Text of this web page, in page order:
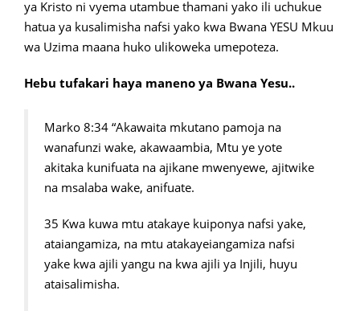
ya Kristo ni vyema utambue thamani yako ili uchukue
hatua ya kusalimisha nafsi yako kwa Bwana YESU Mkuu
wa Uzima maana huko ulikoweka umepoteza.
Hebu tufakari haya maneno ya Bwana Yesu..
Marko 8:34 “Akawaita mkutano pamoja na
wanafunzi wake, akawaambia, Mtu ye yote
akitaka kunifuata na ajikane mwenyewe, ajitwike
na msalaba wake, anifuate.
35 Kwa kuwa mtu atakaye kuiponya nafsi yake,
ataiangamiza, na mtu atakayeiangamiza nafsi
yake kwa ajili yangu na kwa ajili ya Injili, huyu
ataisalimisha.